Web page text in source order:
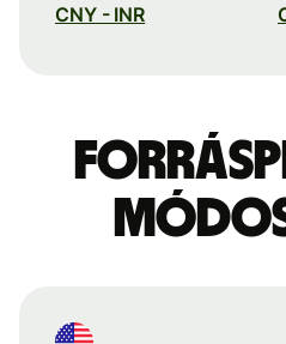
CNY - INR